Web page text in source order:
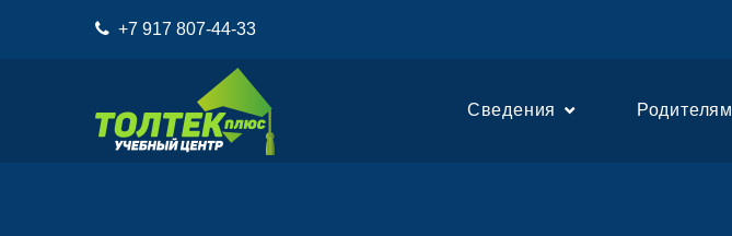
+7 917 807-44-33
Сведения Родителям